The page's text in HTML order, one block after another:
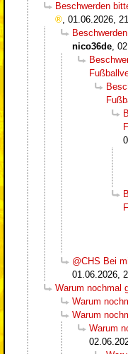
Beschwerden
, 01.06.2026,
nico36de,
@CHS Bei
01.06.2026,
Warum nochmal
Warum
Warum
Warum